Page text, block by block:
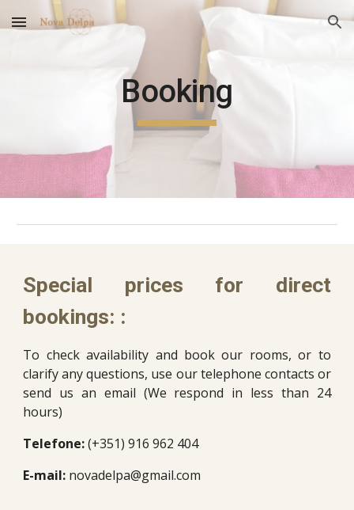
Skip to main content Skip to navigation
Booking
Special prices for direct
bookings: :
To check availability and book our rooms, or to
clarify any questions, use our telephone contacts or
send us an email (We respond in less than 24
hours)
Telefone:(+351) 916 962 404
E-mail: novadelpa@gmail.com